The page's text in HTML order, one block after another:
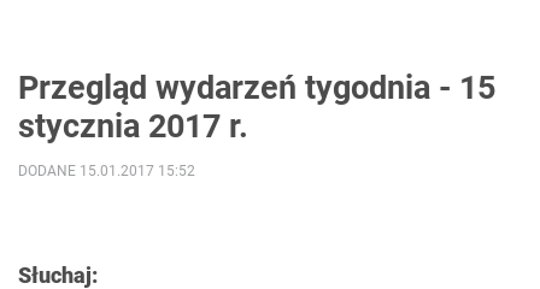
Przegląd wydarzeń tygodnia - 15
stycznia 2017 r.
Słuchaj:
DODANE 15.01.2017 15:52